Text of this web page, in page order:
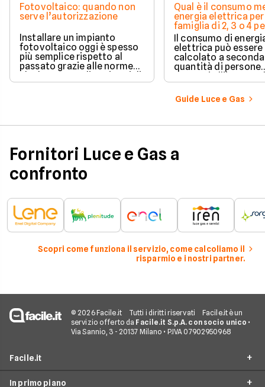
Fotovoltaico: quando non
serve l’autorizzazione
Installare un impianto
fotovoltaico oggi è spesso
più semplice rispetto al
passato grazie alle norme
che hanno ampliato i casi di
edilizia libera.
Qual è il consumo
energia elettrica per
famiglia di 2, 3 o 4
Il consumo di
elettrica può essere
calcolato a
quantità di persone
presenti all'interno
determinato
numerosi i fattori
influenzano questo
considerazione per
Guide Luce e Gas
Fornitori Luce e Gas a
confronto
Scopri come funziona il servizio, come calcoliamo il
risparmio e i nostri partner.
© 2026 Facile.it Tutti i diritti riservati
Facile.it è un
servizio offerto da Facile.it S.p.A. con socio unico •
Via Sannio, 3 - 20137 Milano • P.IVA 07902950968
Facile.it
In primo piano